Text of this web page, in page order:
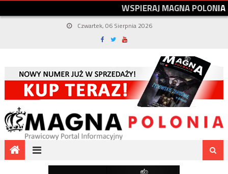
WSPIERAJMAGNAPOLONIA
Czwartek, 06 Sierpnia 2026